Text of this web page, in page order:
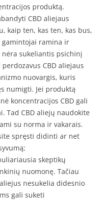
produktą.
CBD aliejaus
kaip ten, kas ten, kas bus,
gamintojai ramina ir
sukeliantis psichinį
CBD aliejaus
nuovargis, kuris
numigti. Jei produktą
koncentracijos CBD gali
Tad CBD aliejų naudokite
su norma ir vakarais.
spręsti didinti ar net
skeptikų
nuomonę. Tačiau
nesukelia didesnio
gali suketi